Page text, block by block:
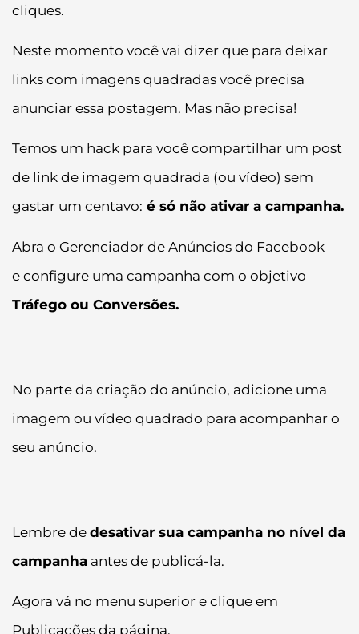
cliques.
Neste momento você vai dizer que para deixar
links com imagens quadradas você precisa
anunciar essa postagem. Mas não precisa!
Temos um hack para você compartilhar um post
de link de imagem quadrada (ou vídeo) sem
gastar um centavo: é só não ativar a campanha.
Abra o Gerenciador de Anúncios do Facebook
e configure uma campanha com o objetivo
Tráfego ou Conversões.
No parte da criação do anúncio, adicione uma
imagem ou vídeo quadrado para acompanhar o
seu anúncio.
Lembre de desativar sua campanha no nível da
campanha antes de publicá-la.
Agora vá no menu superior e clique em
Publicações da página.